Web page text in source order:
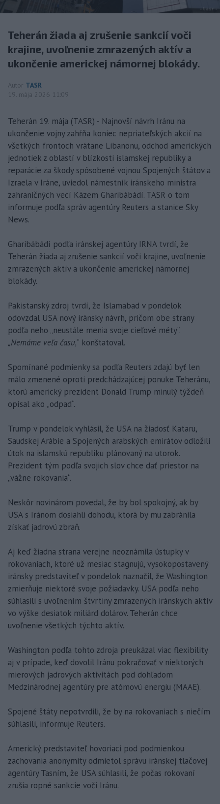
Teherán žiada aj zrušenie sankcií voči
krajine, uvoľnenie zmrazených aktív a
ukončenie americkej námornej blokády.
Autor TASR
19. mája 2026 11:09
Teherán 19. mája (TASR) - Najnovší návrh Iránu na
ukončenie vojny zahŕňa koniec nepriateľských akcií na
všetkých frontoch vrátane Libanonu, odchod amerických
jednotiek z oblastí v blízkosti islamskej republiky a
reparácie za škody spôsobené vojnou Spojených štátov a
Izraela v Iráne, uviedol námestník iránskeho ministra
zahraničných vecí Kázem Gharibábádí. TASR o tom
informuje podľa správ agentúry Reuters a stanice Sky
News.
Gharibábádí podľa iránskej agentúry IRNA tvrdí, že
Teherán žiada aj zrušenie sankcií voči krajine, uvoľnenie
zmrazených aktív a ukončenie americkej námornej
blokády.
Pakistanský zdroj tvrdí, že Islamabad v pondelok
odovzdal USA nový iránsky návrh, pričom obe strany
podľa neho „neustále menia svoje cieľové méty“.
„Nemáme veľa času,“ konštatoval.
Spomínané podmienky sa podľa Reuters zdajú byť len
málo zmenené oproti predchádzajúcej ponuke Teheránu,
ktorú americký prezident Donald Trump minulý týždeň
opísal ako „odpad“.
Trump v pondelok vyhlásil, že USA na žiadosť Kataru,
Saudskej Arábie a Spojených arabských emirátov odložili
útok na islamskú republiku plánovaný na utorok.
Prezident tým podľa svojich slov chce dať priestor na
„vážne rokovania“.
Neskôr novinárom povedal, že by bol spokojný, ak by
USA s Iránom dosiahli dohodu, ktorá by mu zabránila
získať jadrovú zbraň.
Aj keď žiadna strana verejne neoznámila ústupky v
rokovaniach, ktoré už mesiac stagnujú, vysokopostavený
iránsky predstaviteľ v pondelok naznačil, že Washington
zmierňuje niektoré svoje požiadavky. USA podľa neho
súhlasili s uvoľnením štvrtiny zmrazených iránskych aktív
vo výške desiatok miliárd dolárov. Teherán chce
uvoľnenie všetkých týchto aktív.
Washington podľa tohto zdroja preukázal viac flexibility
aj v prípade, keď dovolil Iránu pokračovať v niektorých
mierových jadrových aktivitách pod dohľadom
Medzinárodnej agentúry pre atómovú energiu (MAAE).
Spojené štáty nepotvrdili, že by na rokovaniach s niečím
súhlasili, informuje Reuters.
Americký predstaviteľ hovoriaci pod podmienkou
zachovania anonymity odmietol správu iránskej tlačovej
agentúry Tasním, že USA súhlasili, že počas rokovaní
zrušia ropné sankcie voči Iránu.